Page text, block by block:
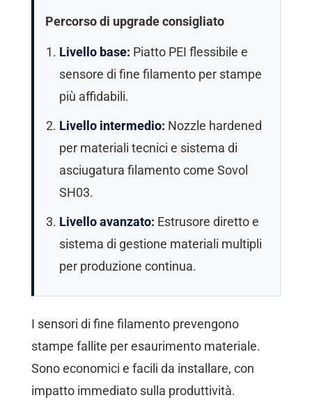
Percorso di upgrade consigliato
Livello base: Piatto PEI flessibile e
sensore di fine filamento per stampe
più affidabili.
Livello intermedio: Nozzle hardened
per materiali tecnici e sistema di
asciugatura filamento come Sovol
SH03.
Livello avanzato: Estrusore diretto e
sistema di gestione materiali multipli
per produzione continua.
I sensori di fine filamento prevengono
stampe fallite per esaurimento materiale.
Sono economici e facili da installare, con
impatto immediato sulla produttività.